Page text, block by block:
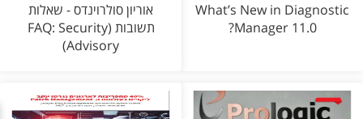
What’s New in Diagnostic
Manager 11.0?
אוריון סולרוינדס - שאלות
תשובות (FAQ: Security
Advisory)